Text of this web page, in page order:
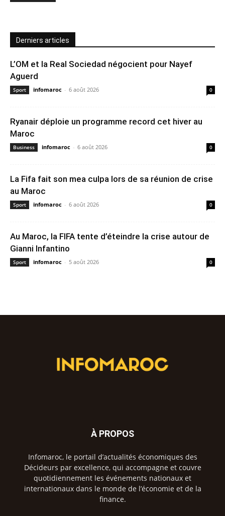
Derniers articles
L’OM et la Real Sociedad négocient pour Nayef
Aguerd
Sport infomaroc - 6 août 2026 0
Ryanair déploie un programme record cet hiver au
Maroc
Business infomaroc - 6 août 2026 0
La Fifa fait son mea culpa lors de sa réunion de crise
au Maroc
Sport infomaroc - 6 août 2026 0
Au Maroc, la FIFA tente d’éteindre la crise autour de
Gianni Infantino
Sport infomaroc - 5 août 2026 0
À PROPOS
Infomaroc, le portail d’actualités économiques des
Décideurs par excellence, qui accompagne et couvre
quotidiennement les événements nationaux et
internationaux dans le monde de l’économie et de la
finance.